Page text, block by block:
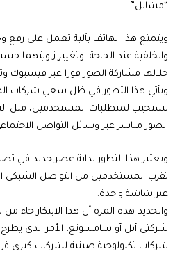
“مشابل”.
ويتمتع هذا الهاتف بآلية تعمل على رفع
والخلفية عند الحاجة، وتغيير زاويتهما
خلالها مشاركة الصور فورا عبر فيسبوك
ويأتي هذا التطور في ظل سعي شركات
تستجيب لمتطلبات المستخدمين، مثل
الصور مباشر عبر وسائل التواصل
ويعتبر هذا التطور بداية عصر جديد في
تقرب المستخدمين من التواصل الشبكي
عبر شاشة واحدة.
والجديد هذه المرة أن هذا الابتكار جاء
شركتي أبل أو سامسونغ، الأمر الذي يطرح
شركات تكنولوجية صينية لشركات كبرى